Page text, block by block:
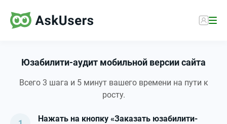
Юзабилити-аудит мобильной версии сайта
Всего 3 шага и 5 минут вашего времени на пути к
росту.
Нажать на кнопку «Заказать юзабилити-